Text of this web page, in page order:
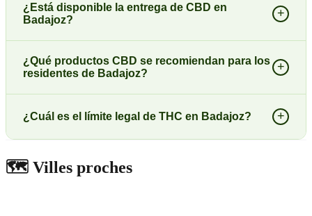
¿Está disponible la entrega de CBD en
Badajoz?
+
¿Qué productos CBD se recomiendan para los
residentes de Badajoz?
+
¿Cuál es el límite legal de THC en Badajoz? +
🗺️ Villes proches